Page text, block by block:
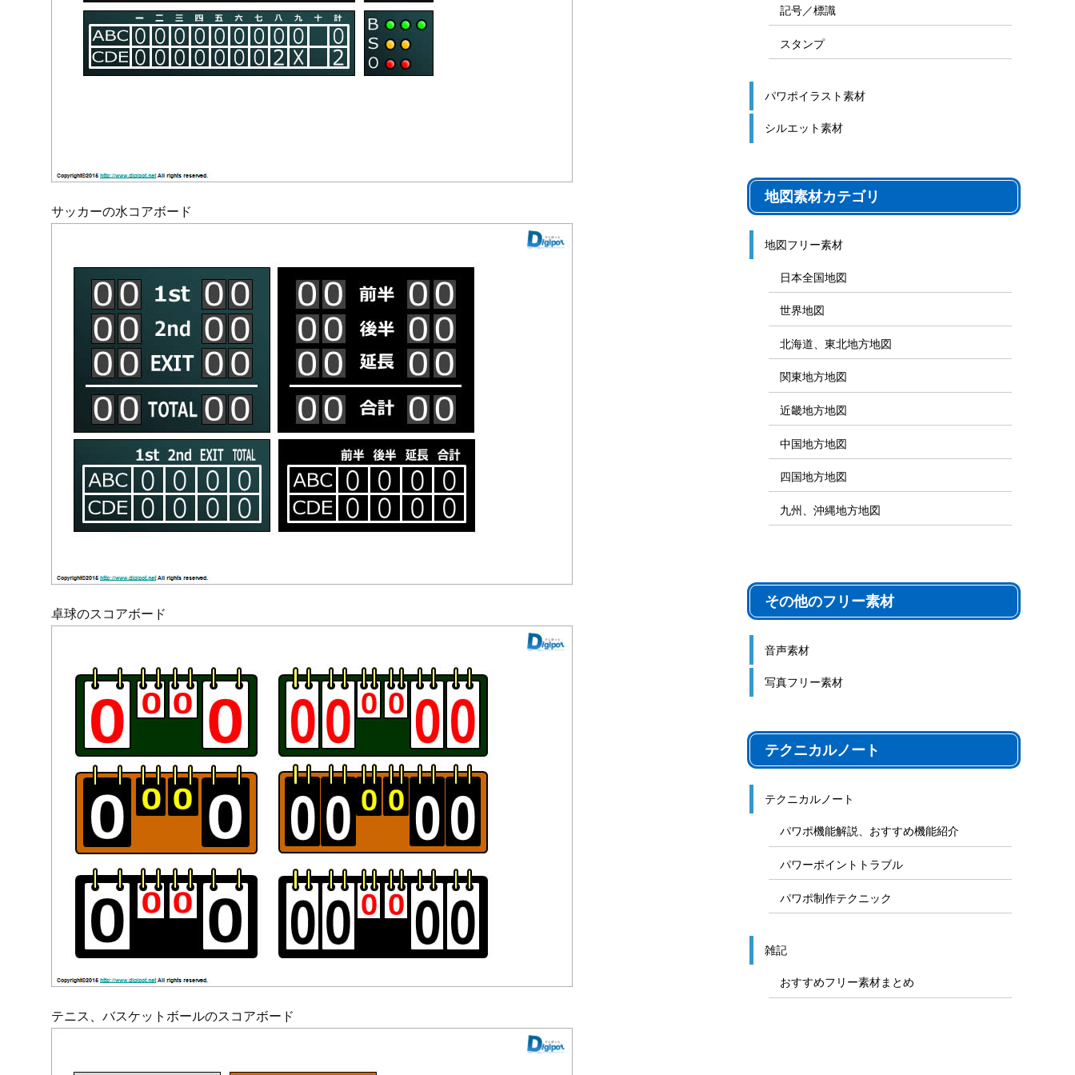
サッカーの水コアボード
卓球のスコアボード
テニス、バスケットボールのスコアボード
記号／標識
スタンプ
パワポイラスト素材
シルエット素材
地図素材カテゴリ
地図フリー素材
日本全国地図
世界地図
北海道、東北地方地図
関東地方地図
近畿地方地図
中国地方地図
四国地方地図
九州、沖縄地方地図
その他のフリー素材
音声素材
写真フリー素材
テクニカルノート
テクニカルノート
パワポ機能解説、おすすめ機能紹介
パワーポイントトラブル
パワポ制作テクニック
雑記
おすすめフリー素材まとめ